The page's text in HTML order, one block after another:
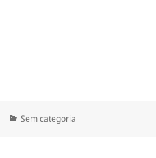
Categorias
Sem categoria